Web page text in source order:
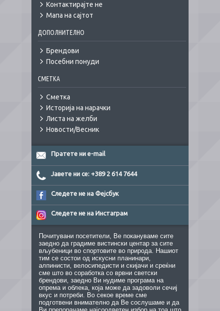
Контактирајте не
Мапа на сајтот
ДОПОЛНИТЕЛНО
Брендови
Посебни понуди
СМЕТКА
Сметка
Историја на нарачки
Листа на желби
Новости/Весник
Пратете ни e-mail
Јавете ни се: +389 2 614 7644
Следете не на Фејсбук
Следете не на Инстаграм
Почитувани посетители, Ве покануваме сите
заедно да градиме вистински центар за сите
вљубеници во спортовите во природа. Нашиот
тим се состои од искусни планинари,
алпинисти, велосипедисти и скијачи и среќни
сме што во соработка со врвни светски
брендови, заедно Ви нудиме програма на
опрема и облека, која може да задоволи сечиј
вкус и потреби. Во секое време сме
подготвени внимателно да Ве сослушаме и да